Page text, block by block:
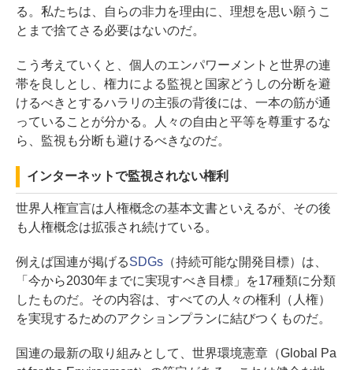
る。私たちは、自らの非力を理由に、理想を思い願うこ
とまで捨てさる必要はないのだ。
こう考えていくと、個人のエンパワーメントと世界の連
帯を良しとし、権力による監視と国家どうしの分断を避
けるべきとするハラリの主張の背後には、一本の筋が通
っていることが分かる。人々の自由と平等を尊重するな
ら、監視も分断も避けるべきなのだ。
インターネットで監視されない権利
世界人権宣言は人権概念の基本文書といえるが、その後
も人権概念は拡張され続けている。
例えば国連が掲げるSDGs（持続可能な開発目標）は、
「今から2030年までに実現すべき目標」を17種類に分類
したものだ。その内容は、すべての人々の権利（人権）
を実現するためのアクションプランに結びつくものだ。
国連の最新の取り組みとして、世界環境憲章（Global Pa